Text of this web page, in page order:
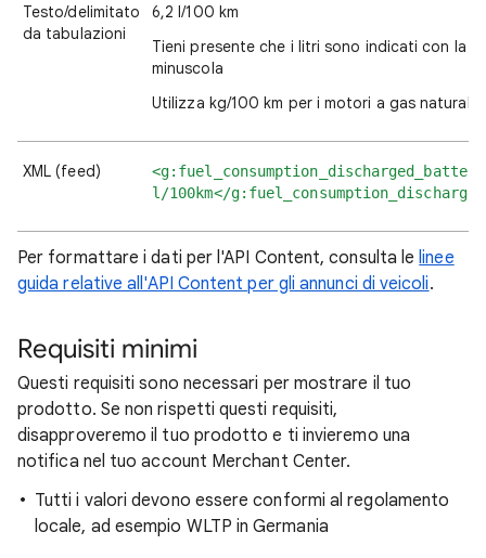
Testo/delimitato
da tabulazioni
6,2 l/100 km
Tieni presente che i litri sono indicati con la
minuscola
Utilizza kg/100 km per i motori a gas naturale.
XML (feed)
l/100km</
Per formattare i dati per l'API Content, consulta le linee
guida relative all'API Content per gli annunci di veicoli.
Requisiti minimi
Questi requisiti sono necessari per mostrare il tuo
prodotto. Se non rispetti questi requisiti,
disapproveremo il tuo prodotto e ti invieremo una
notifica nel tuo account Merchant Center.
Tutti i valori devono essere conformi al regolamento
locale, ad esempio WLTP in Germania